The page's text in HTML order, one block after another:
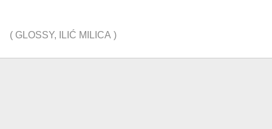
( GLOSSY, ILIĆ MILICA )